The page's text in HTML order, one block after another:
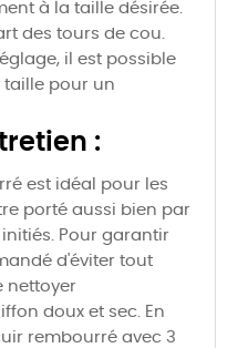
à la taille désirée.
des tours de cou.
il est possible
taille pour un
:
est idéal pour les
porté aussi bien par
Pour garantir
d'éviter tout
nettoyer
doux et sec. En
rembourré avec 3